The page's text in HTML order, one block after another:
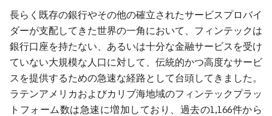
長らく既存の銀行やその他の確立されたサービスプロバイ
ダーが支配してきた世界の一角において、フィンテックは
銀行口座を持たない、あるいは十分な金融サービスを受け
ていない大規模な人口に対して、伝統的かつ高度なサービ
スを提供するための急速な経路として台頭してきました。
ラテンアメリカおよびカリブ海地域のフィンテックプラッ
トフォーム数は急速に増加しており、過去の1,166件から